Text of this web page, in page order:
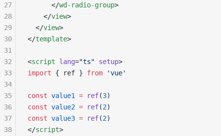
      </
wd-radio-group>
    </
view>
  </
view>
</template>
<script lang="ts" setup>
import { ref } from 'vue'
const value1 = ref(3)
const value2 = ref(2)
const value3 = ref(2)
</script>
27
28
29
30
31
32
33
34
35
36
37
38